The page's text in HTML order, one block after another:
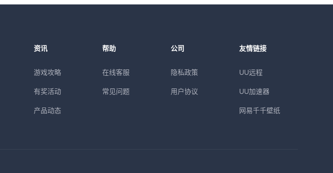
资讯
游戏攻略
有奖活动
产品动态
帮助
在线客服
常见问题
公司
隐私政策
用户协议
友情链接
UU远程
UU加速器
网易千千壁纸